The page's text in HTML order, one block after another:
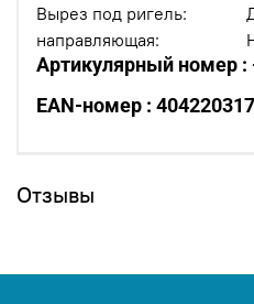
Вырез под ригель:
направляющая:
Артикулярный номер
EAN-номер :
Отзывы